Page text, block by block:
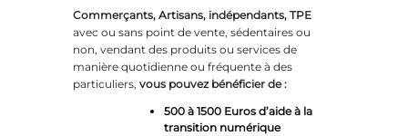
Commerçants, Artisans, indépendants, TPE
avec ou sans point de vente, sédentaires ou
non, vendant des produits ou services de
manière quotidienne ou fréquente à des
particuliers,vous pouvez bénéficier de :
500 à 1500 Euros d’aide à la
transition numérique